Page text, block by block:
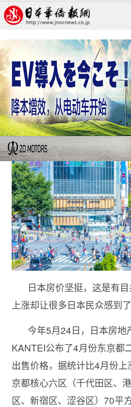
东京就连二手房都这么高不
颜丹丹 日本新闻 地产动态
日本华侨报 2023/5/27 01:39:32
日本房价坚挺，这是有
上涨却让很多日本民众感到了
今年5月24日，日本房地
KANTEI公布了4月份东京都
出售价格，据统计比4月份
京都核心六区（千代田区、
区、新宿区、涩谷区）70平